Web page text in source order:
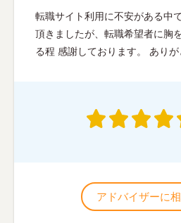
転職サイト利用に不安がある中
頂きましたが、転職希望者に胸
る程 感謝しております。 ありが
アドバイザーに